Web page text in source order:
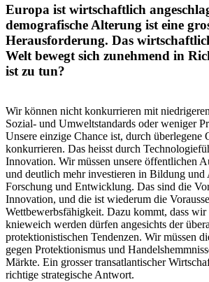
Europa ist wirtschaftlich
demografische Alterung ist eine
Herausforderung. Das
Welt bewegt sich zunehmend in
ist zu tun?
Wir können nicht konkurrieren mit
Sozial- und Umweltstandards oder weniger
Unsere einzige Chance ist, durch überlegene
konkurrieren. Das heisst durch
Innovation. Wir müssen unsere öffentlichen
und deutlich mehr investieren in Bildung
Forschung und Entwicklung. Das sind die
Innovation, und die ist wiederum die
Wettbewerbsfähigkeit. Dazu kommt, dass
knieweich werden dürfen angesichts der
protektionistischen Tendenzen. Wir müssen
gegen Protektionismus und
Märkte. Ein grosser transatlantischer
richtige strategische Antwort.